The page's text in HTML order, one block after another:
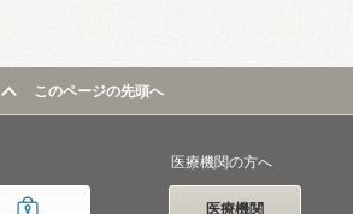
このページの先頭へ
医療機関の方へ
医療機関